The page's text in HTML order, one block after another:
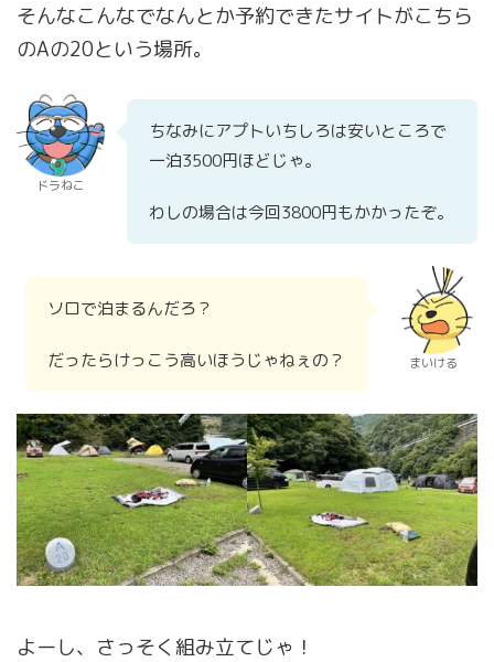
そんなこんなでなんとか予約できたサイトがこちら
のAの20という場所。
ドラねこ
ちなみにアプトいちしろは安いところで
一泊3500円ほどじゃ。
わしの場合は今回3800円もかかったぞ。
ソロで泊まるんだろ？
だったらけっこう高いほうじゃねぇの？ まいける
よーし、さっそく組み立てじゃ！